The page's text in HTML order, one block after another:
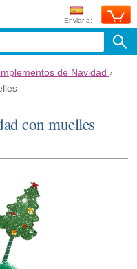
Enviar a:
de Navidad ›
con muelles